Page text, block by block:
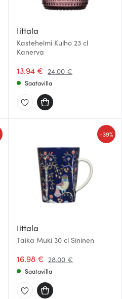
Iittala
Kastehelmi Kulho 23 cl
Kanerva
13.94 € 24.00 €
Saatavilla
Iittala
Taika Muki 30 cl Sininen
16.98 € 28.00 €
-39%
Saatavilla